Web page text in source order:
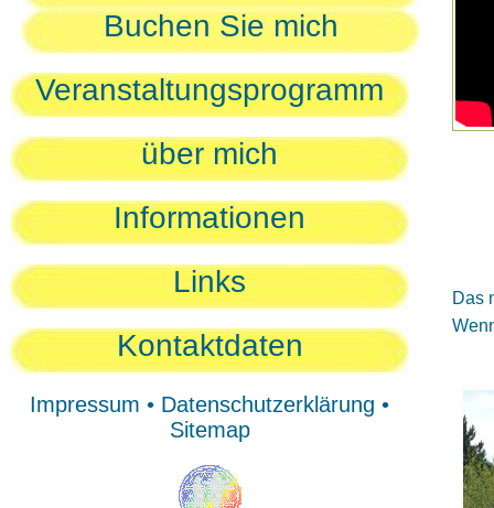
Buchen Sie mich
Veranstaltungsprogramm
über mich
Informationen
Links
Kontaktdaten
Impressum • Datenschutzerklärung •
Sitemap
Das